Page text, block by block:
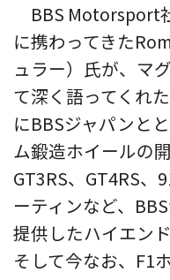
BBS Motorsport
に携わってきた
ュラー）氏が、マ
て深く語ってくれ
にBBSジャパンと
ム鍛造ホイールの
GT3RS、GT4RS
ーティンなど、
提供したハイエン
そして今なお、F1